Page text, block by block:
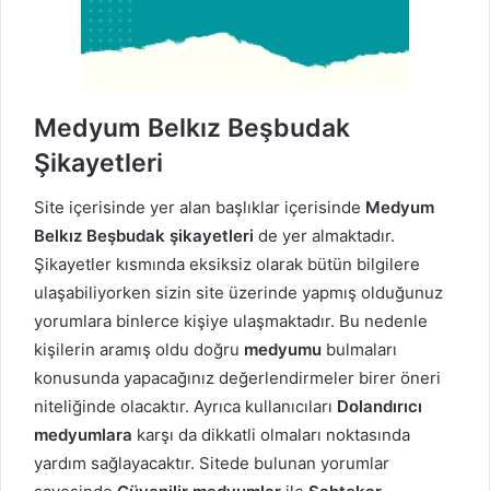
Medyum Belkız Beşbudak
Şikayetleri
Site içerisinde yer alan başlıklar içerisinde Medyum
Belkız Beşbudak şikayetleri de yer almaktadır.
Şikayetler kısmında eksiksiz olarak bütün bilgilere
ulaşabiliyorken sizin site üzerinde yapmış olduğunuz
yorumlara binlerce kişiye ulaşmaktadır. Bu nedenle
kişilerin aramış oldu doğru medyumu bulmaları
konusunda yapacağınız değerlendirmeler birer öneri
niteliğinde olacaktır. Ayrıca kullanıcıları Dolandırıcı
medyumlara karşı da dikkatli olmaları noktasında
yardım sağlayacaktır. Sitede bulunan yorumlar